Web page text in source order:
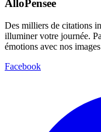
AlloPensee
Des milliers de citations
illuminer votre journée.
émotions avec nos
Facebook